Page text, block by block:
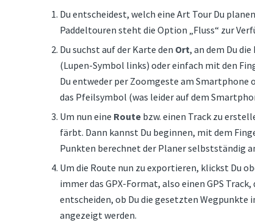
Du entscheidest, welch eine Art Tour Du
Paddeltouren steht die Option „Fluss“ zur
Du suchst auf der Karte den Ort, an dem Du
(Lupen-Symbol links) oder einfach mit den
Du entweder per Zoomgeste am Smartphone
das Pfeilsymbol (was leider auf dem
Um nun eine Route bzw. einen Track zu
färbt. Dann kannst Du beginnen, mit dem
Punkten berechnet der Planer selbstständig
Um die Route nun zu exportieren, klickst Du
immer das GPX-Format, also einen GPS
entscheiden, ob Du die gesetzten Wegpunkte
angezeigt werden.